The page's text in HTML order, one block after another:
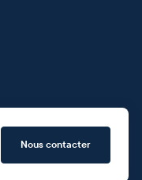
Nous contacter